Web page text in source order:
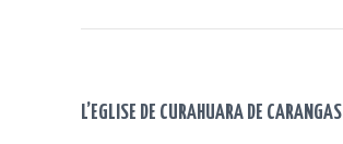
L’EGLISE DE CURAHUARA DE CARANGAS